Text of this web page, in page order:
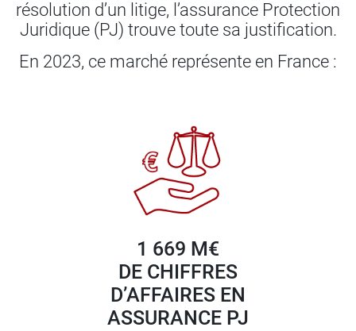
résolution d’un litige, l’assurance Protection
Juridique (PJ) trouve toute sa justification.
En 2023, ce marché représente en France :
1 669 M€
DE CHIFFRES
D’AFFAIRES EN
ASSURANCE PJ